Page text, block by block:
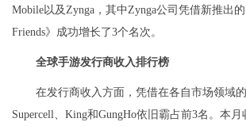
Mobile以及Zynga，其中Zynga公司凭借新推出的
Friends》成功增长了3个名次。
全球手游发行商收入排行榜
在发行商收入方面，凭借在各自市场领域的
Supercell、King和GungHo依旧霸占前3名。本